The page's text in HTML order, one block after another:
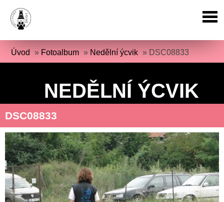
Úvod » Fotoalbum » Nedělní ýcvik » DSC08833
NEDĚLNÍ ÝCVIK
DSC08833